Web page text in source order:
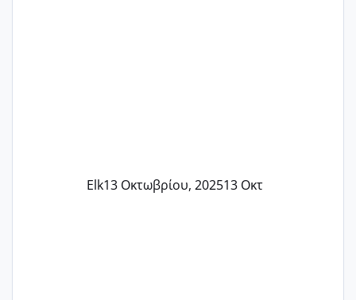
Elk13 Οκτωβρίου, 202513 Οκτ